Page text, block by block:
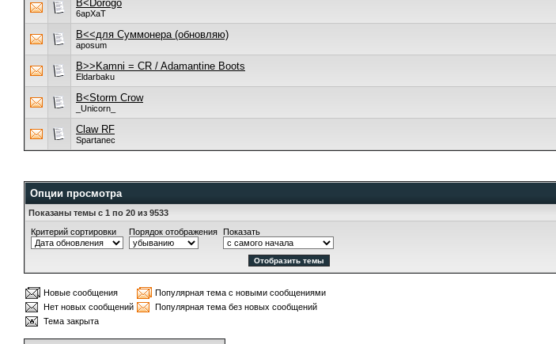
B<Dorogo
6apXaT
B<<для Суммонера (обновляю)
aposum
B>>Kamni = CR / Adamantine Boots
Eldarbaku
B<Storm Crow
_Unicorn_
Claw RF
Spartanec
Опции просмотра
Показаны темы с 1 по 20 из 9533
Критерий сортировки
Порядок отображения Показать
Новые сообщения
Популярная тема с новыми сообщениями
Нет новых сообщений
Популярная тема без новых сообщений
Тема закрыта